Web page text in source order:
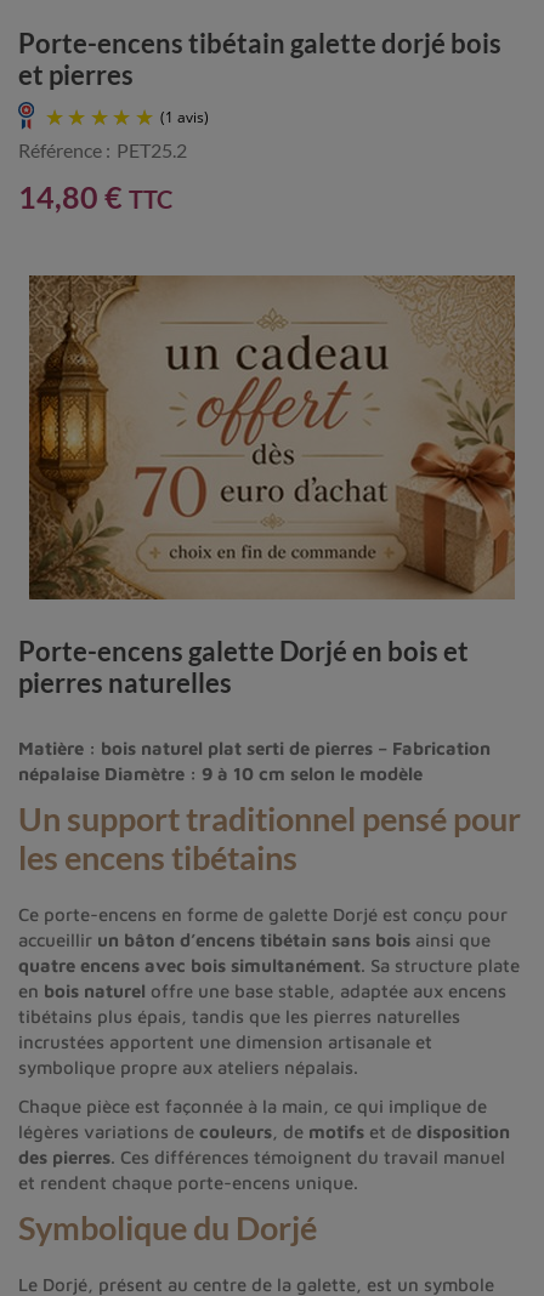
Porte-encens tibétain galette dorjé bois
et pierres
(1 avis)
Référence : PET25.2
14,80 € TTC
Porte-encens galette Dorjé en bois et
pierres naturelles
Matière : bois naturel plat serti de pierres – Fabrication
népalaise Diamètre : 9 à 10 cm selon le modèle
Un support traditionnel pensé pour
les encens tibétains
Ce porte-encens en forme de galette Dorjé est conçu pour
accueillir un bâton d’encens tibétain sans bois ainsi que
quatre encens avec bois simultanément. Sa structure plate
en bois naturel offre une base stable, adaptée aux encens
tibétains plus épais, tandis que les pierres naturelles
incrustées apportent une dimension artisanale et
symbolique propre aux ateliers népalais.
Chaque pièce est façonnée à la main, ce qui implique de
légères variations de couleurs , de motifs et de disposition
des pierres. Ces différences témoignent du travail manuel
et rendent chaque porte-encens unique.
Symbolique du Dorjé
Le Dorjé, présent au centre de la galette, est un symbole